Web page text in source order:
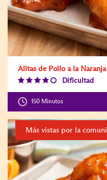
Alitas de Pollo a la Naranja
Dificultad
Level:4
150 Minutos
Más vistas por la